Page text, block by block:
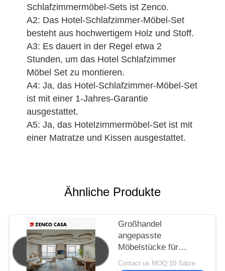
Schlafzimmermöbel-Sets ist Zenco.
A2: Das Hotel-Schlafzimmer-Möbel-Set
besteht aus hochwertigem Holz und Stoff.
A3: Es dauert in der Regel etwa 2
Stunden, um das Hotel Schlafzimmer
Möbel Set zu montieren.
A4: Ja, das Hotel-Schlafzimmer-Möbel-Set
ist mit einer 1-Jahres-Garantie
ausgestattet.
A5: Ja, das Hotelzimmermöbel-Set ist mit
einer Matratze und Kissen ausgestattet.
Ähnliche Produkte
Großhandel
angepasste
Möbelstücke für
Hotelprojekte
Contact us MOQ:10 Sätze